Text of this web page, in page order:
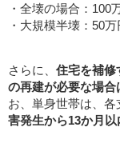
・全壊の場合：100
・大規模半壊：50万
さらに、 住宅を補修
の再建が必要な場合
お、単身世帯は、各
害発生から13か月以